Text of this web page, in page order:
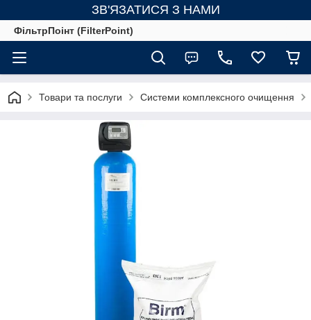
ЗВ'ЯЗАТИСЯ З НАМИ
ФільтрПоінт (FilterPoint)
Товари та послуги Системи комплексного очищення